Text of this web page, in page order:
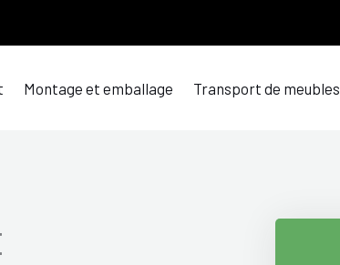
Montage et emballage Transport de meubles